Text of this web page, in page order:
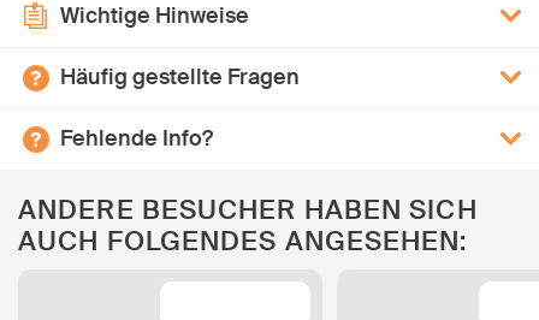
Wichtige Hinweise
Häufig gestellte Fragen
Fehlende Info?
ANDERE BESUCHER HABEN SICH
AUCH FOLGENDES ANGESEHEN: